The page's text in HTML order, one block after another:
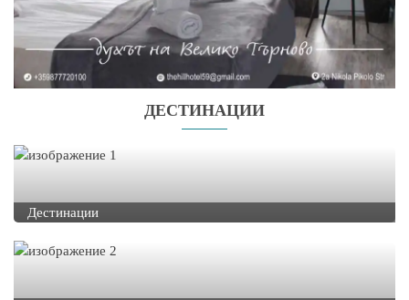
ДЕСТИНАЦИИ
Дестинации